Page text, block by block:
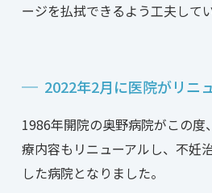
ージを払拭できるよう工夫してい
2022年2月に医院がリニ
1986年開院の奥野病院がこの度
療内容もリニューアルし、不妊
した病院となりました。